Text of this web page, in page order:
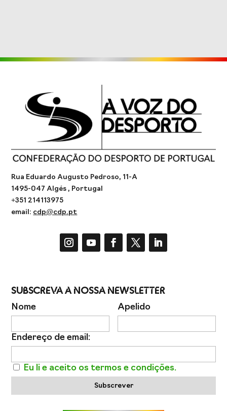
Rua Eduardo Augusto Pedroso, 11-A
1495-047 Algés , Portugal
+351 214113975
email: cdp@cdp.pt
Subscreva a Nossa Newsletter
Nome Apelido
Endereço de email:
Eu li e aceito os termos e condições.
Subscrever